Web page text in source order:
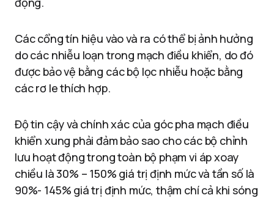
Các cổng tín hiệu vào và ra có thể bị ảnh hưởng
do các nhiễu loạn trong mạch điều khiển, do đó
được bảo vệ bằng các bộ lọc nhiễu hoặc bằng
các rơ le thích hợp.
Độ tin cậy và chính xác của góc pha mạch điều
khiển xung phải đảm bảo sao cho các bộ chỉnh
lưu hoạt động trong toàn bộ phạm vi áp xoay
chiều là 30% – 150% giá trị định mức và tần số là
90%- 145% giá trị định mức, thậm chí cả khi sóng